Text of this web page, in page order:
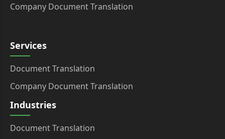
Company Document Translation
Services
Document Translation
Company Document Translation
Industries
Document Translation